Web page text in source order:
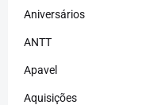
Aniversários
ANTT
Apavel
Aquisições